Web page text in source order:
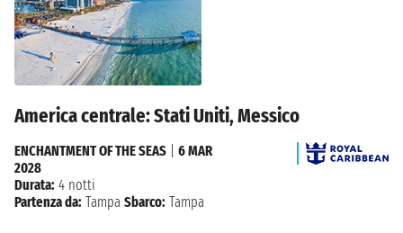
America centrale: Stati Uniti, Messico
ENCHANTMENT OF THE SEAS
6 MAR
2028
Durata: 4 notti
Partenza da: Tampa Sbarco: Tampa